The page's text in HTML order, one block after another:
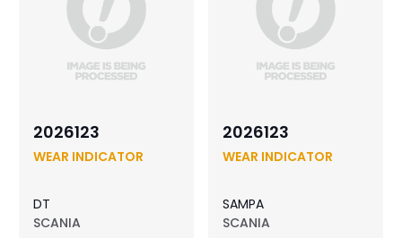
2026123
WEAR INDICATOR
DT
SCANIA
2026123
WEAR INDICATOR
SAMPA
SCANIA